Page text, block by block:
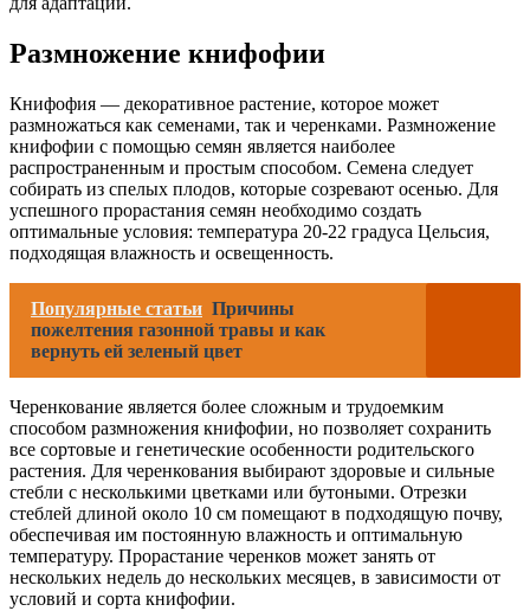
Размножение книфофии
Книфофия — декоративное растение, которое может
размножаться как семенами, так и черенками. Размножение
книфофии с помощью семян является наиболее
распространенным и простым способом. Семена следует
собирать из спелых плодов, которые созревают осенью. Для
успешного прорастания семян необходимо создать
оптимальные условия: температура 20-22 градуса Цельсия,
подходящая влажность и освещенность.
Популярные статьи Причины
пожелтения газонной травы и как
вернуть ей зеленый цвет
Черенкование является более сложным и трудоемким
способом размножения книфофии, но позволяет сохранить
все сортовые и генетические особенности родительского
растения. Для черенкования выбирают здоровые и сильные
стебли с несколькими цветками или бутоными. Отрезки
стеблей длиной около 10 см помещают в подходящую почву,
обеспечивая им постоянную влажность и оптимальную
температуру. Прорастание черенков может занять от
нескольких недель до нескольких месяцев, в зависимости от
условий и сорта книфофии.